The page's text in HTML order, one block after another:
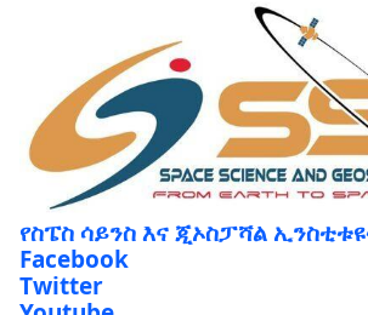
የስፔስ ሳይንስ እና ጂኦስፓሻል ኢንስቲቱዩት
Facebook